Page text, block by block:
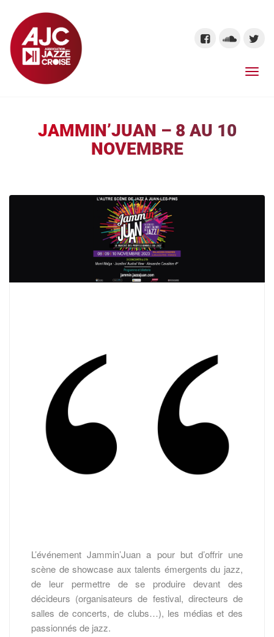
JAMMIN’JUAN – 8 AU 10
NOVEMBRE
L’événement Jammin’Juan a pour but d’offrir une
scène de showcase aux talents émergents du jazz,
de leur permettre de se produire devant des
décideurs (organisateurs de festival, directeurs de
salles de concerts, de clubs…), les médias et des
passionnés de jazz.